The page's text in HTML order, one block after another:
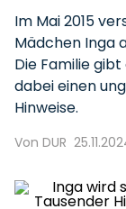
Im Mai 2015
Mädchen Inga
Die Familie
dabei einen
Hinweise.
Von DUR